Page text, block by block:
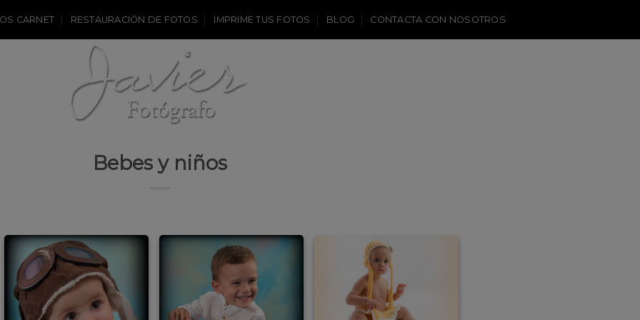
CARNET RESTAURACIÓN DE FOTOS IMPRIME TUS FOTOS BLOG CONTACTA CON NOSOTROS
Bebes y niños